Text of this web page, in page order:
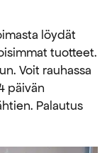
löydät
tuotteet.
Voit rauhassa
päivän
Palautus